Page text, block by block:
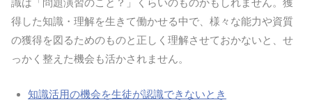
識は「問題演習のこと？」くらいのものかもしれません。獲
得した知識・理解を生きて働かせる中で、様々な能力や資質
の獲得を図るためのものと正しく理解させておかないと、せ
っかく整えた機会も活かされません。
知識活用の機会を生徒が認識できないとき